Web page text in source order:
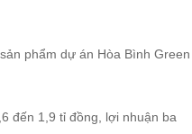
phẩm dự án Hòa Bình Green
đến 1,9 tỉ đồng, lợi nhuận ba